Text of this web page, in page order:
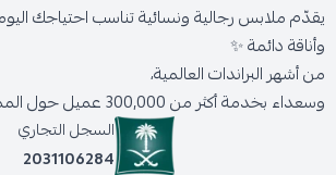
يقدّم ملابس رجالية ونسائية تناسب احتياجك
وأناقة دائمة ✨
من أشهر البراندات العالمية،
وسعداء بخدمة أكثر من 300,000 عميل حول المملكة.
السجل التجاري
2031106284